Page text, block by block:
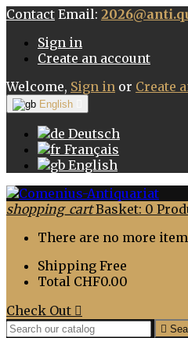
Contact Email:
Sign in
Create an account
Welcome, Sign in or Create
English
Deutsch
Français
English
shopping_cart Basket: 0
There are no more
Shipping Free
Total CHF0.00
Check Out 
